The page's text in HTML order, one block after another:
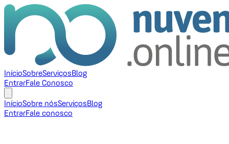
InícioSobreServiçosBlog
EntrarFale Conosco
InícioSobre nósServiçosBlog
EntrarFale conosco